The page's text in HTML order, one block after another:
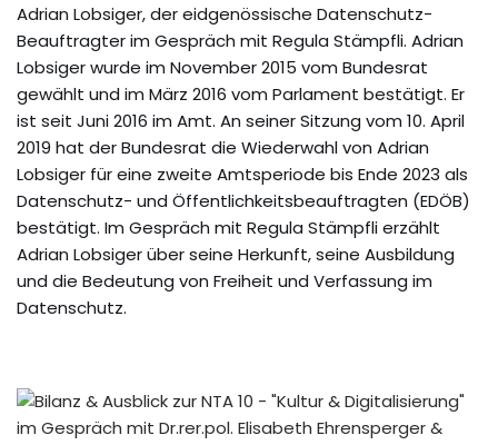
Adrian Lobsiger, der eidgenössische Datenschutz-
Beauftragter im Gespräch mit Regula Stämpfli. Adrian
Lobsiger wurde im November 2015 vom Bundesrat
gewählt und im März 2016 vom Parlament bestätigt. Er
ist seit Juni 2016 im Amt. An seiner Sitzung vom 10. April
2019 hat der Bundesrat die Wiederwahl von Adrian
Lobsiger für eine zweite Amtsperiode bis Ende 2023 als
Datenschutz- und Öffentlichkeitsbeauftragten (EDÖB)
bestätigt. Im Gespräch mit Regula Stämpfli erzählt
Adrian Lobsiger über seine Herkunft, seine Ausbildung
und die Bedeutung von Freiheit und Verfassung im
Datenschutz.